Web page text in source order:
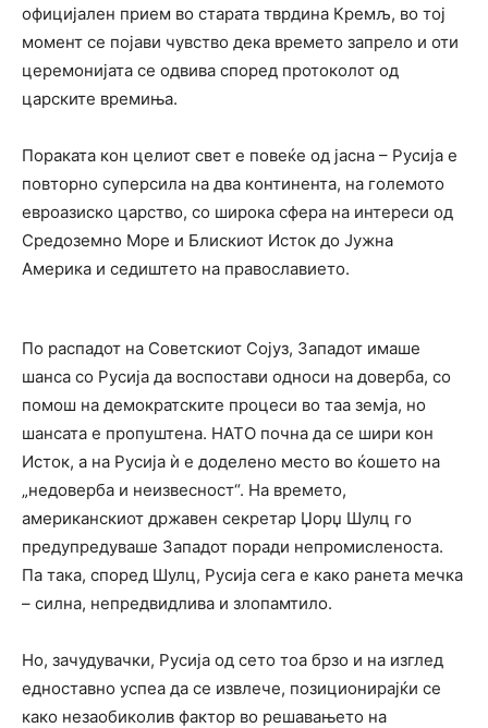
официјален прием во старата тврдина Кремљ, во тој
момент се појави чувство дека времето запрело и оти
церемонијата се одвива според протоколот од
царските времиња.
Пораката кон целиот свет е повеќе од јасна – Русија е
повторно суперсила на два континента, на големото
евроазиско царство, со широка сфера на интереси од
Средоземно Море и Блискиот Исток до Јужна
Америка и седиштето на православието.
По распадот на Советскиот Сојуз, Западот имаше
шанса со Русија да воспостави односи на доверба, со
помош на демократските процеси во таа земја, но
шансата е пропуштена. НАТО почна да се шири кон
Исток, а на Русија ѝ е доделено место во ќошето на
„недоверба и неизвесност“. На времето,
американскиот државен секретар Џорџ Шулц го
предупредуваше Западот поради непромисленоста.
Па така, според Шулц, Русија сега е како ранета мечка
– силна, непредвидлива и злопамтило.
Но, зачудувачки, Русија од сето тоа брзо и на изглед
едноставно успеа да се извлече, позиционирајќи се
како незаобиколив фактор во решавањето на